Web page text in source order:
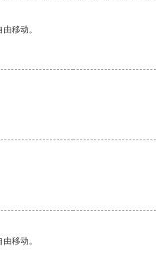
移动。
移动。